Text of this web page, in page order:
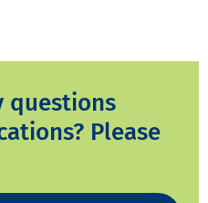
questions
Please